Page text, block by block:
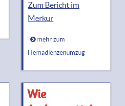
Zum Bericht im
Merkur
mehr zum
Hemadlenzenumzug
Wie